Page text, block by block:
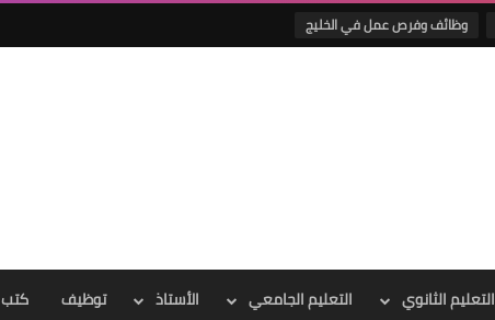
وظائف وفرص عمل في الخليج
التعليم الثانوي التعليم الجامعي الأستاذ توظيف كتب